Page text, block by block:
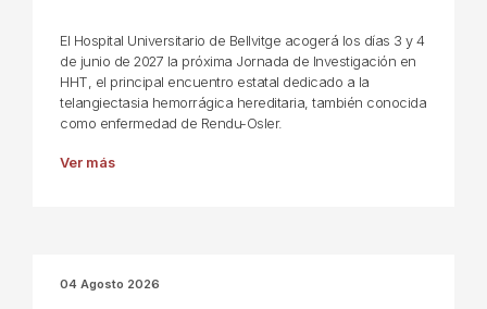
El Hospital Universitario de Bellvitge acogerá los días 3 y 4
de junio de 2027 la próxima Jornada de Investigación en
HHT, el principal encuentro estatal dedicado a la
telangiectasia hemorrágica hereditaria, también conocida
como enfermedad de Rendu-Osler.
Ver más
04 Agosto 2026